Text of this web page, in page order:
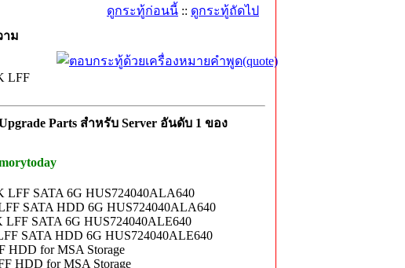
ดูกระทู้ก่อนนี้ :: ดูกระทู้ถัดไป
าม
LFF
Parts สำหรับ Server อันดับ 1 ของ
SATA 6G HUS724040ALA640
SATA HDD 6G HUS724040ALA640
SATA 6G HUS724040ALE640
SATA HDD 6G HUS724040ALE640
HDD for MSA Storage
HDD for MSA Storage